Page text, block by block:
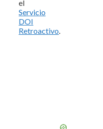
el
Servicio
DOI
Retroactivo.